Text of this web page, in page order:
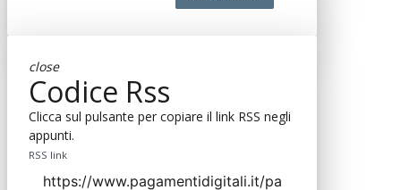
close
Codice Rss
Clicca sul pulsante per copiare il link RSS negli
appunti.
RSS link